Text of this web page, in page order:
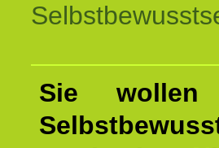
Sie wollen